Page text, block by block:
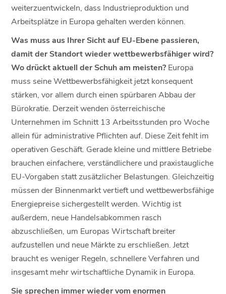
weiterzuentwickeln, dass Industrieproduktion und
Arbeitsplätze in Europa gehalten werden können.
Was muss aus Ihrer Sicht auf EU-Ebene passieren,
damit der Standort wieder wettbewerbsfähiger wird?
Wo drückt aktuell der Schuh am meisten? Europa
muss seine Wettbewerbsfähigkeit jetzt konsequent
stärken, vor allem durch einen spürbaren Abbau der
Bürokratie. Derzeit wenden österreichische
Unternehmen im Schnitt 13 Arbeitsstunden pro Woche
allein für administrative Pflichten auf. Diese Zeit fehlt im
operativen Geschäft. Gerade kleine und mittlere Betriebe
brauchen einfachere, verständlichere und praxistaugliche
EU-Vorgaben statt zusätzlicher Belastungen. Gleichzeitig
müssen der Binnenmarkt vertieft und wettbewerbsfähige
Energiepreise sichergestellt werden. Wichtig ist
außerdem, neue Handelsabkommen rasch
abzuschließen, um Europas Wirtschaft breiter
aufzustellen und neue Märkte zu erschließen. Jetzt
braucht es weniger Regeln, schnellere Verfahren und
insgesamt mehr wirtschaftliche Dynamik in Europa.
Sie sprechen immer wieder vom enormen